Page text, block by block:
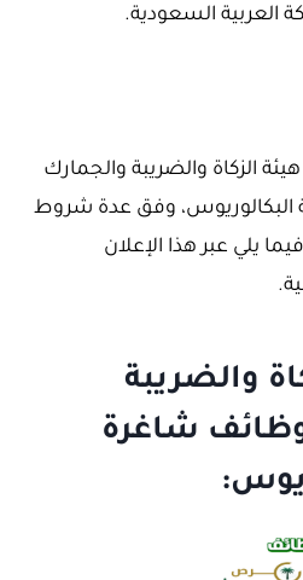
العربية السعودية.
الزكاة والضريبة والجمارك
وفق عدة شروط
يلي عبر هذا الإعلان
والضريبة
شاغرة